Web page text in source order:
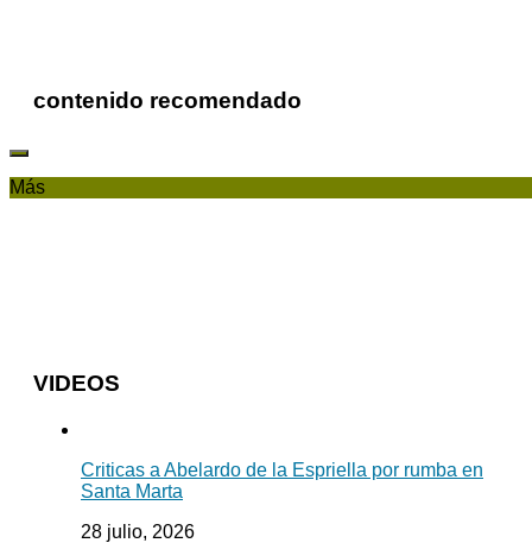
contenido recomendado
Más
VIDEOS
Criticas a Abelardo de la Espriella por rumba en
Santa Marta
28 julio, 2026